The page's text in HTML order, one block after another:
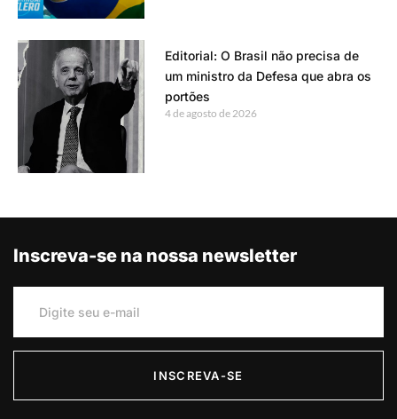
Editorial: O Brasil não precisa de
um ministro da Defesa que abra os
portões
4 de agosto de 2026
Inscreva-se na nossa newsletter
INSCREVA-SE